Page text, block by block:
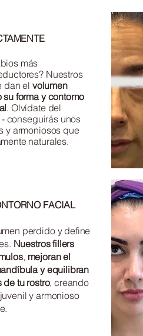
más
Nuestros
dan el volumen
forma y contorno
. Olvídate del
conseguirás unos
y armoniosos que
naturales.
FACIAL
perdido y define
Nuestros fillers
, mejoran el
y equilibran
tu rostro, creando
y armonioso